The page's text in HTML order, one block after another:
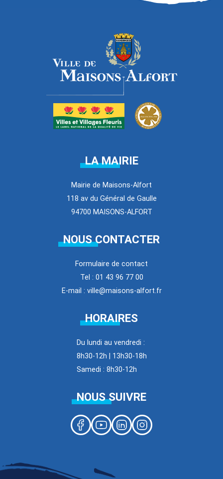
LA MAIRIE
Mairie de Maisons-Alfort
118 av du Général de Gaulle
94700 MAISONS-ALFORT
NOUS CONTACTER
Formulaire de contact
Tel : 01 43 96 77 00
E-mail : ville@maisons-alfort.fr
HORAIRES
Du lundi au vendredi :
8h30-12h | 13h30-18h
Samedi : 8h30-12h
NOUS SUIVRE